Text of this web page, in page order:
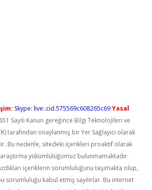
Skype: live:.cid.575569c608265c69Yasal
Sayılı Kanun gereğince Bilgi Teknolojileri ve
tarafından onaylanmış bir Yer Sağlayıcı olarak
Bu nedenle, sitedeki içerikleri proaktif olarak
yükümlülüğümüz bulunmamaktadır.
içeriklerin sorumluluğunu taşımakta olup,
sorumluluğu kabul etmiş sayılırlar. Bu internet